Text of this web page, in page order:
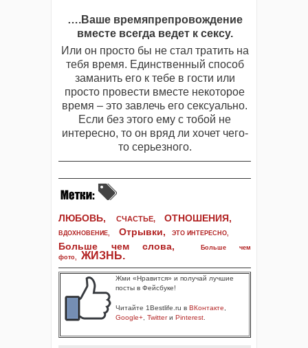
….Ваше времяпрепровождение
вместе всегда ведет к cексу.
Или он просто бы не стал тратить на
тебя время. Единственный способ
заманить его к тебе в гости или
просто провести вместе некоторое
время – это завлечь его cексуально.
Если без этого ему с тобой не
интересно, то он вряд ли хочет чего-
то серьезного.
ЛЮБОВЬ, СЧАСТЬЕ, ОТНОШЕНИЯ,
ВДОХНОВЕНИЕ, Отрывки, ЭТО ИНТЕРЕСНО,
Больше чем слова,
Больше чем
фото, ЖИЗНЬ.
Жми «Нравится» и получай лучшие
посты в Фейсбуке!
Читайте 1Bestlife.ru в ВКонтакте
Google+ Twitterи Pinterest